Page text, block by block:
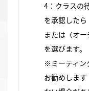
4：クラスの
を承認したら
または〈オー
を選びます。
※ミーティン
お勧めしま